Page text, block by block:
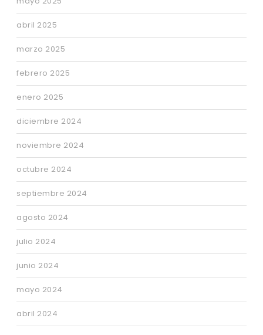
abril 2025
marzo 2025
febrero 2025
enero 2025
diciembre 2024
noviembre 2024
octubre 2024
septiembre 2024
agosto 2024
julio 2024
junio 2024
mayo 2024
abril 2024